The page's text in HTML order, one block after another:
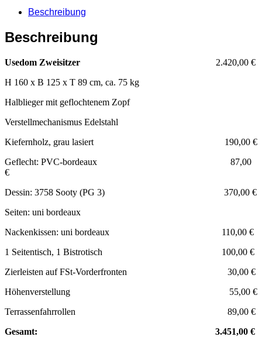
Beschreibung
Beschreibung
Usedom Zweisitzer
2.420,00 €
H 160 x B 125 x T 89 cm, ca. 75 kg
Halblieger mit geflochtenem Zopf
Verstellmechanismus Edelstahl
Kiefernholz, grau lasiert 190,00 €
Geflecht: PVC-bordeaux 87,00
€
Dessin: 3758 Sooty (PG 3) 370,00 €
Seiten: uni bordeaux
Nackenkissen: uni bordeaux 110,00 €
1 Seitentisch, 1 Bistrotisch 100,00 €
Zierleisten auf FSt-Vorderfronten 30,00 €
Höhenverstellung 55,00 €
Terrassenfahrrollen 89,00 €
Gesamt: 3.451,00 €